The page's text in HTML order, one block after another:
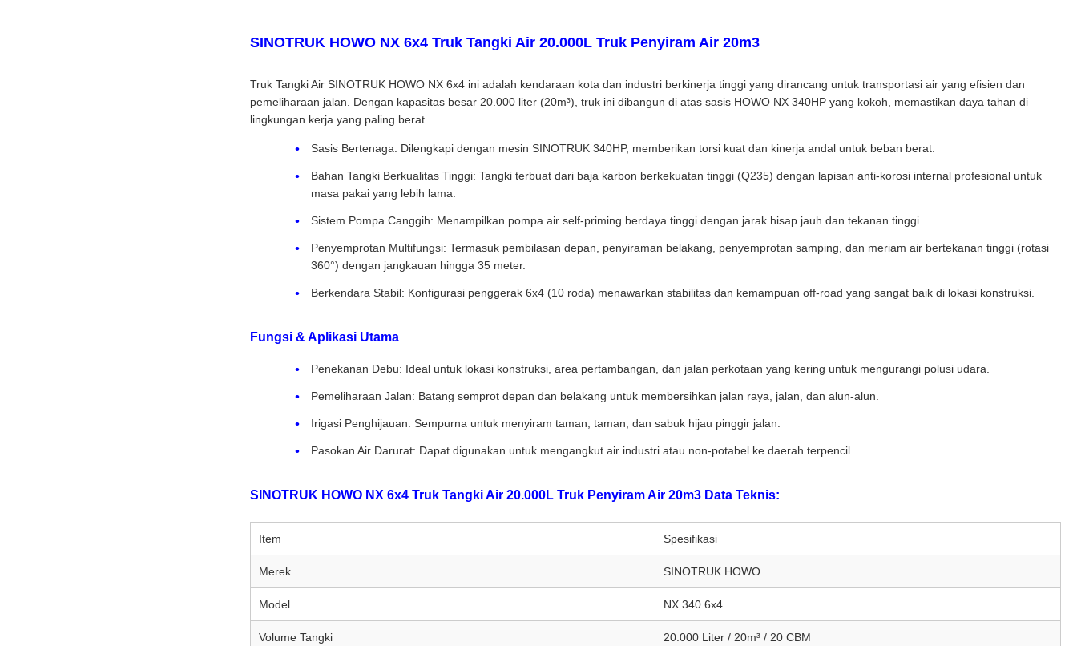
SINOTRUK HOWO NX 6x4 Truk Tangki Air 20.000L Truk Penyiram Air 20m3
Truk Tangki Air SINOTRUK HOWO NX 6x4 ini adalah kendaraan kota dan industri berkinerja tinggi yang dirancang untuk transportasi air yang efisien dan
pemeliharaan jalan. Dengan kapasitas besar 20.000 liter (20m³), truk ini dibangun di atas sasis HOWO NX 340HP yang kokoh, memastikan daya tahan di
lingkungan kerja yang paling berat.
Sasis Bertenaga: Dilengkapi dengan mesin SINOTRUK 340HP, memberikan torsi kuat dan kinerja andal untuk beban berat.
Bahan Tangki Berkualitas Tinggi: Tangki terbuat dari baja karbon berkekuatan tinggi (Q235) dengan lapisan anti-korosi internal profesional untuk
masa pakai yang lebih lama.
Sistem Pompa Canggih: Menampilkan pompa air self-priming berdaya tinggi dengan jarak hisap jauh dan tekanan tinggi.
Penyemprotan Multifungsi: Termasuk pembilasan depan, penyiraman belakang, penyemprotan samping, dan meriam air bertekanan tinggi (rotasi
360°) dengan jangkauan hingga 35 meter.
Berkendara Stabil: Konfigurasi penggerak 6x4 (10 roda) menawarkan stabilitas dan kemampuan off-road yang sangat baik di lokasi konstruksi.
Fungsi & Aplikasi Utama
Penekanan Debu: Ideal untuk lokasi konstruksi, area pertambangan, dan jalan perkotaan yang kering untuk mengurangi polusi udara.
Pemeliharaan Jalan: Batang semprot depan dan belakang untuk membersihkan jalan raya, jalan, dan alun-alun.
Irigasi Penghijauan: Sempurna untuk menyiram taman, taman, dan sabuk hijau pinggir jalan.
Pasokan Air Darurat: Dapat digunakan untuk mengangkut air industri atau non-potabel ke daerah terpencil.
SINOTRUK HOWO NX 6x4 Truk Tangki Air 20.000L Truk Penyiram Air 20m3 Data Teknis:
Item Spesifikasi
Merek SINOTRUK HOWO
Model NX 340 6x4
Volume Tangki 20.000 Liter / 20m³ / 20 CBM